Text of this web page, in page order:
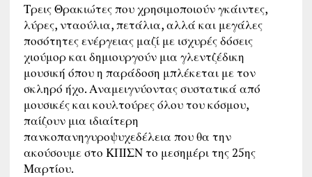
Τρεις Θρακιώτες που χρησιμοποιούν γκάιντες,
λύρες, νταούλια, πετάλια, αλλά και μεγάλες
ποσότητες ενέργειας μαζί με ισχυρές δόσεις
χιούμορ και δημιουργούν μια γλεντζέδικη
μουσική όπου η παράδοση μπλέκεται με τον
σκληρό ήχο. Αναμειγνύοντας συστατικά από
μουσικές και κουλτούρες όλου του κόσμου,
παίζουν μια ιδιαίτερη
πανκοπανηγυροψυχεδέλεια που θα την
ακούσουμε στο ΚΠΙΣΝ το μεσημέρι της 25ης
Μαρτίου.